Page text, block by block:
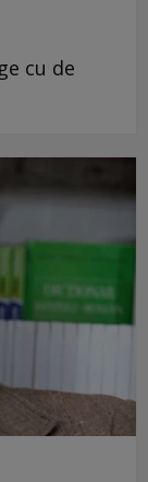
cu de